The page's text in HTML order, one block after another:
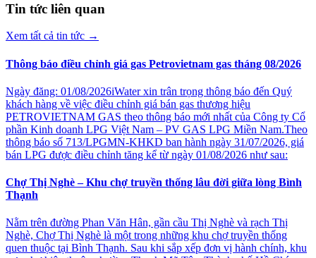
Tin tức liên quan
Xem tất cả tin tức →
Thông báo điều chỉnh giá gas Petrovietnam gas tháng 08/2026
Ngày đăng: 01/08/2026iWater xin trân trọng thông báo đến Quý
khách hàng về việc điều chỉnh giá bán gas thương hiệu
PETROVIETNAM GAS theo thông báo mới nhất của Công ty Cổ
phần Kinh doanh LPG Việt Nam – PV GAS LPG Miền Nam.Theo
thông báo số 713/LPGMN-KHKD ban hành ngày 31/07/2026, giá
bán LPG được điều chỉnh tăng kể từ ngày 01/08/2026 như sau:
Chợ Thị Nghè – Khu chợ truyền thống lâu đời giữa lòng Bình
Thạnh
Nằm trên đường Phan Văn Hân, gần cầu Thị Nghè và rạch Thị
Nghè, Chợ Thị Nghè là một trong những khu chợ truyền thống
quen thuộc tại Bình Thạnh. Sau khi sắp xếp đơn vị hành chính, khu